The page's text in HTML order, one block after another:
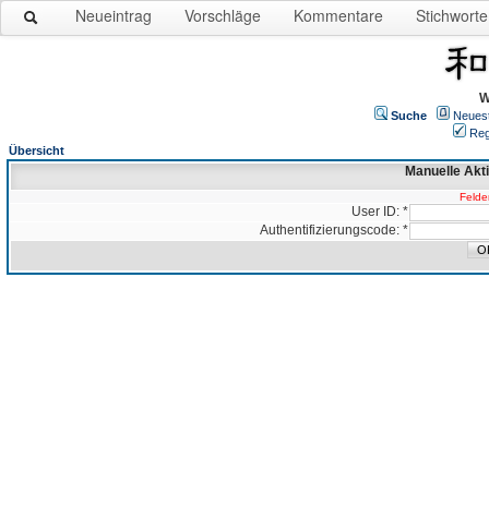
Neueintrag Vorschläge Kommentare Stichworte
Suche
Übersicht
Manuelle
User ID: *
Authentifizierungscode: *